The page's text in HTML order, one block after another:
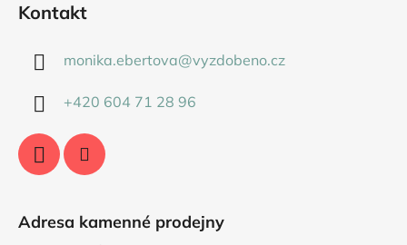
Kontakt
monika.ebertova@vyzdobeno.cz
+420 604 71 28 96
Adresa kamenné prodejny